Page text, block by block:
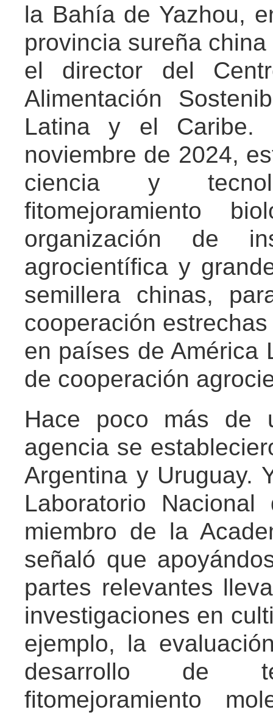
la Bahía de Yazhou,
provincia sureña
el director del
Alimentación
Latina y el Caribe.
noviembre de 2024,
ciencia y
fitomejoramiento
organización de
agrocientífica y
semillera chinas,
cooperación
en países de América
de cooperación
Hace poco más de
agencia se
Argentina y Uruguay.
Laboratorio
miembro de la
señaló que
partes relevantes
investigaciones en
ejemplo, la
desarrollo de
fitomejoramiento